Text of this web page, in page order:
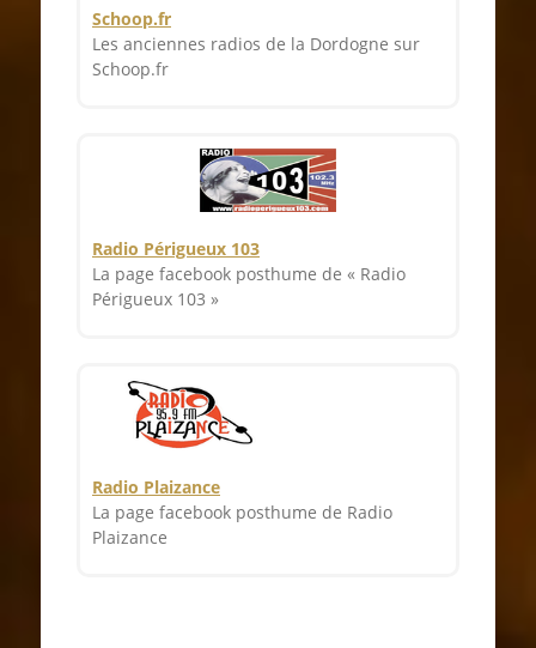
Schoop.fr
Les anciennes radios de la Dordogne sur
Schoop.fr
Radio Périgueux 103
La page facebook posthume de « Radio
Périgueux 103 »
Radio Plaizance
La page facebook posthume de Radio
Plaizance